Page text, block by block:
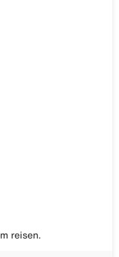
reisen.